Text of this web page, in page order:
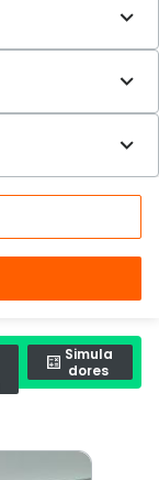
Simula
dores